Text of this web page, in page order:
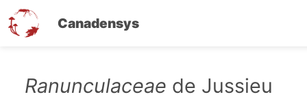
Canadensys
Ranunculaceae de Jussieu